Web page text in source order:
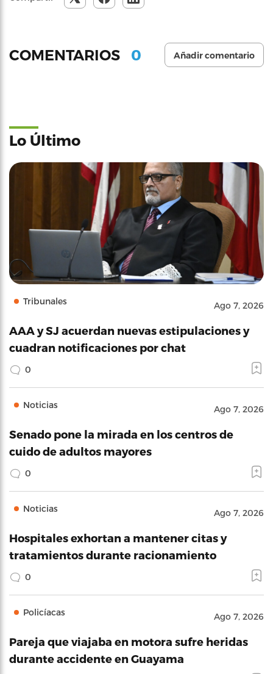
COMENTARIOS 0 Añadir comentario
Lo Último
Tribunales Ago 7, 2026
AAA y SJ acuerdan nuevas estipulaciones y
cuadran notificaciones por chat
0
Noticias Ago 7, 2026
Senado pone la mirada en los centros de
cuido de adultos mayores
0
Noticias Ago 7, 2026
Hospitales exhortan a mantener citas y
tratamientos durante racionamiento
0
Policíacas Ago 7, 2026
Pareja que viajaba en motora sufre heridas
durante accidente en Guayama